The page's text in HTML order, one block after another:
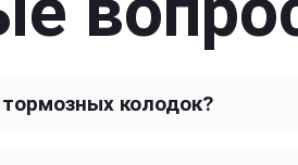
колодок?